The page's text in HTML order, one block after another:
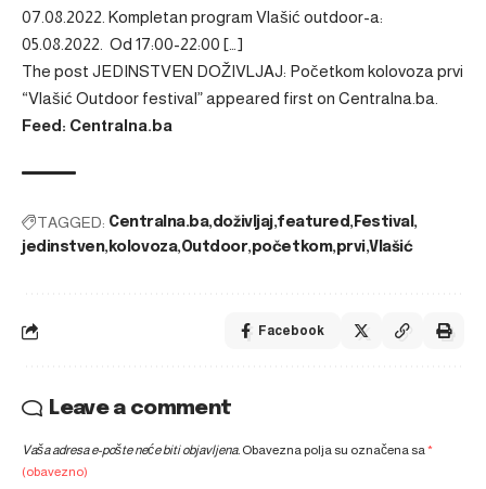
07.08.2022. Kompletan program Vlašić outdoor-a:
05.08.2022. Od 17:00-22:00 […]
The post JEDINSTVEN DOŽIVLJAJ: Početkom kolovoza prvi
“Vlašić Outdoor festival”appeared first on Centralna.ba
Feed: Centralna.ba
TAGGED: Centralna.ba doživljaj featured
Festival
jedinstven kolovoza Outdoor početkom prvi Vlašić
Facebook
Leave a comment
Vaša adresa e-pošte neće biti objavljena. Obavezna polja su označena sa*
(obavezno)